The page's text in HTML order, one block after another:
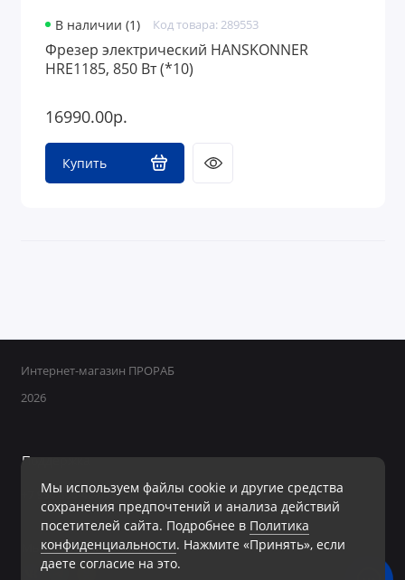
В наличии (1) Код товара: 289553
Фрезер электрический HANSKONNER
HRE1185, 850 Вт (*10)
16990.00р.
Купить
Мы используем файлы cookie и другие средства
сохранения предпочтений и анализа действий
посетителей сайта. Подробнее в Политика
конфиденциальности. Нажмите «Принять», если
даете согласие на это.
Интернет-магазин ПРОРАБ
2026
Поддержка
+7 950 800-40-09
Ежедневно с 8:00 до 19:00 Без перерывов и выходных
Мы в сети